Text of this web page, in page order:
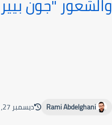
Rami Abdelghani ديسمبر 27, 2025